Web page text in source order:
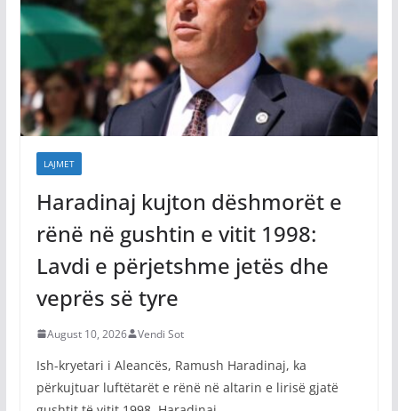
LAJMET
Haradinaj kujton dëshmorët e
rënë në gushtin e vitit 1998:
Lavdi e përjetshme jetës dhe
veprës së tyre
Ish-kryetari i Aleancës, Ramush Haradinaj, ka
përkujtuar luftëtarët e rënë në altarin e lirisë gjatë
gushtit të vitit 1998. Haradinaj,